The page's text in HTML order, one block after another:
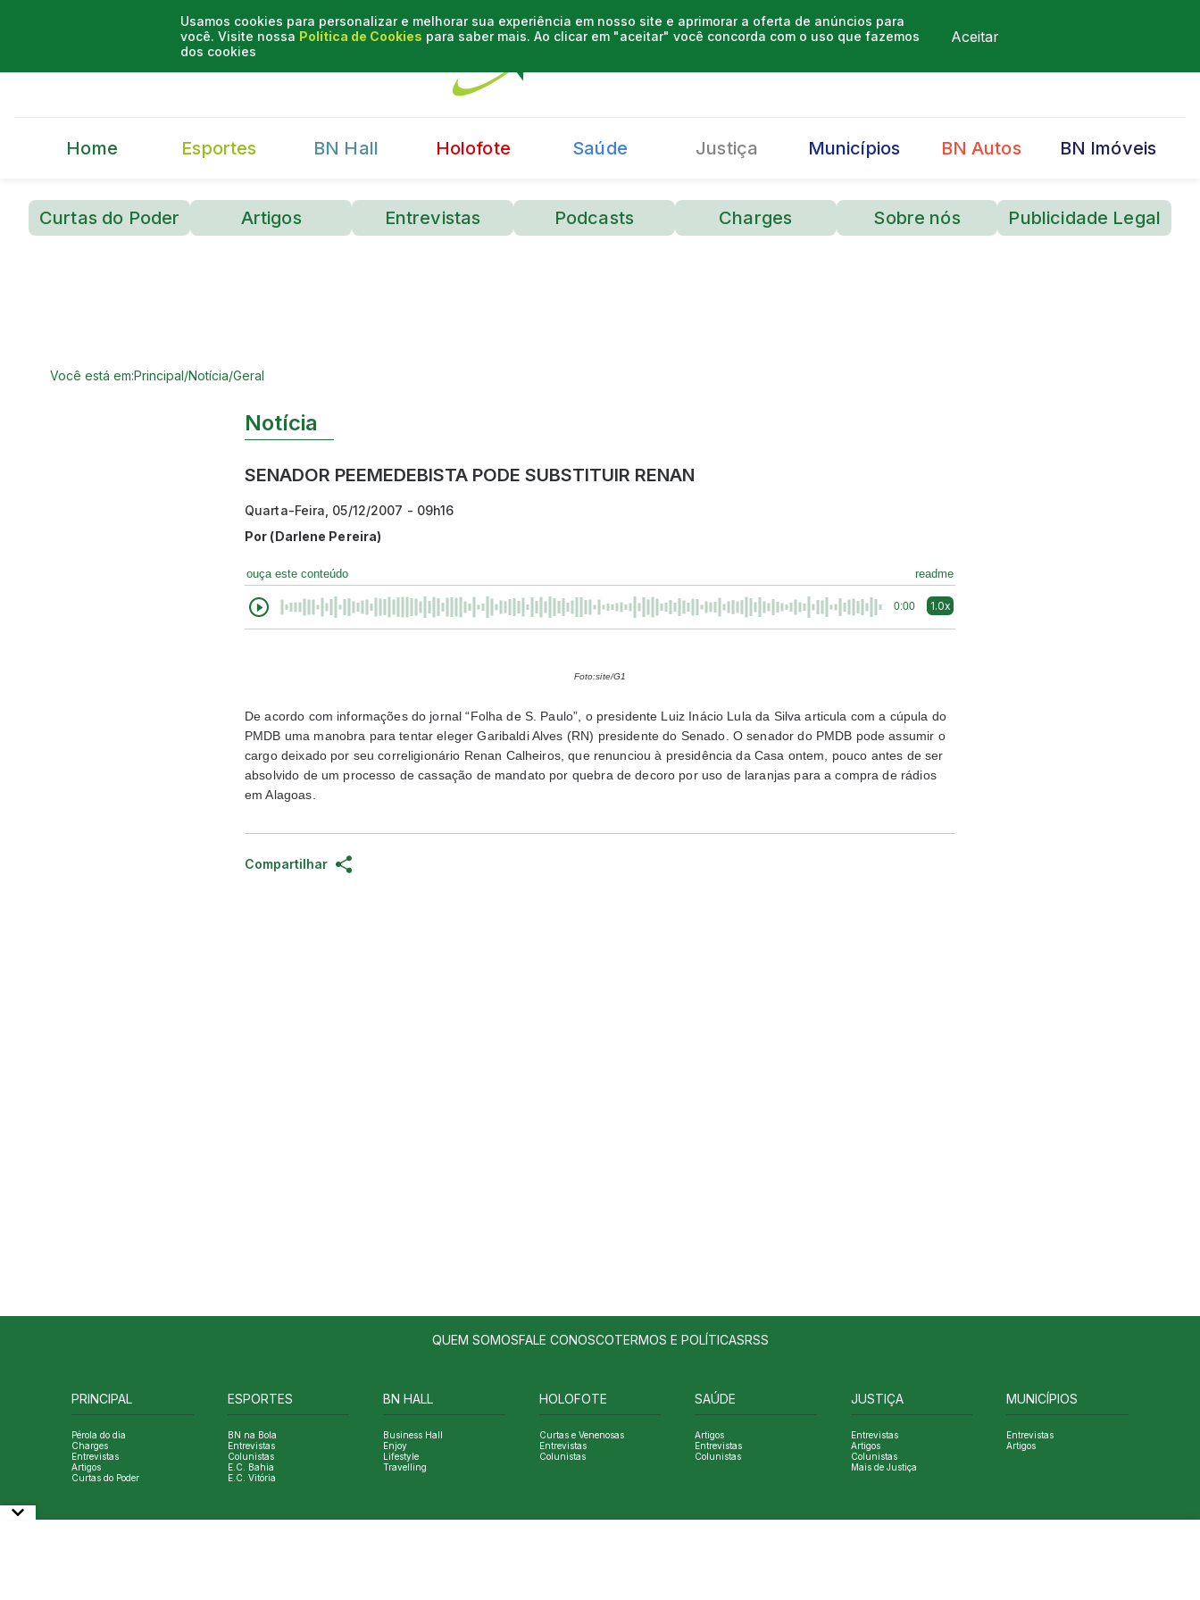
Usamos cookies para personalizar e melhorar sua experiência em nosso site e aprimorar a oferta de anúncios para
você. Visite nossa Política de Cookies para saber mais. Ao clicar em "aceitar" você concorda com o uso que fazemos
dos cookies
Aceitar
Home Esportes BN Hall Holofote Saúde Justiça Municípios BN Autos BN Imóveis
Curtas do Poder Artigos Entrevistas Podcasts Charges Sobre nós Publicidade Legal
Você está em:Principal/Notícia/Geral
Notícia
SENADOR PEEMEDEBISTA PODE SUBSTITUIR RENAN
Quarta-Feira, 05/12/2007 - 09h16
Por (Darlene Pereira)
ouça este conteúdo readme
0:00 1.0x
Foto:site/G1
De acordo com informações do jornal “Folha de S. Paulo”, o presidente Luiz Inácio Lula da Silva articula com a cúpula do
PMDB uma manobra para tentar eleger Garibaldi Alves (RN) presidente do Senado. O senador do PMDB pode assumir o
cargo deixado por seu correligionário Renan Calheiros, que renunciou à presidência da Casa ontem, pouco antes de ser
absolvido de um processo de cassação de mandato por quebra de decoro por uso de laranjas para a compra de rádios
em Alagoas.
Compartilhar
QUEM SOMOSFALE CONOSCOTERMOS E POLÍTICASRSS
PRINCIPAL
Pérola do dia
Charges
Entrevistas
Artigos
Curtas do Poder
ESPORTES
BN na Bola
Entrevistas
Colunistas
E.C. Bahia
E.C. Vitória
BN HALL
Business Hall
Enjoy
Lifestyle
Travelling
HOLOFOTE
Curtas e Venenosas
Entrevistas
Colunistas
SAÚDE
Artigos
Entrevistas
Colunistas
JUSTIÇA
Entrevistas
Artigos
Colunistas
Mais de Justiça
MUNICÍPIOS
Entrevistas
Artigos